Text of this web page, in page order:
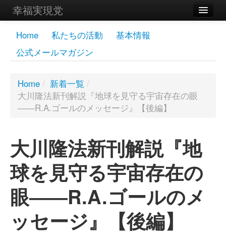
幸福実現党
メンバーズページ
党員
お問い合わせ
Home 私たちの活動
基本情報
公式メールマガジン
Home / 新着一覧 /
大川隆法新刊解説『地球を見守る宇宙存在の眼
――R.A.ゴールのメッセージ』【後編】
大川隆法新刊解説『地
球を見守る宇宙存在の
眼――R.A.ゴールのメ
ッセージ』【後編】